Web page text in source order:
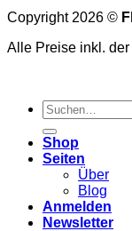
Copyright 2026 ©
Alle Preise inkl.
Suchen
nach:
Shop
Seiten
Über
Blog
Anmelden
Newsletter